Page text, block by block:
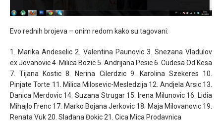
Evo rednih brojeva – onim redom kako su tagovani:
1. Marika Andeselic 2. Valentina Paunovic 3. Snezana Vladulov
ex Jovanovic 4. Milica Bozic 5. Andrijana Pesic 6. Cudesa Od Kesa
7. Tijana Kostic 8. Nerina Cilerdzic 9. Karolina Szekeres 10.
Pinjate Torte 11. Milica Milosevic-Mesledzija 12. Andjela Arsic 13.
Danica Merdovic 14. Suzana Strugar 15. Irena Milunovic 16. Lidia
Mihajlo Frenc 17. Marko Bojana Jerkovic 18. Maja Milovanovic 19.
Renata Vuk 20. Slađana Đokic 21. Cica Mica Prodavnica